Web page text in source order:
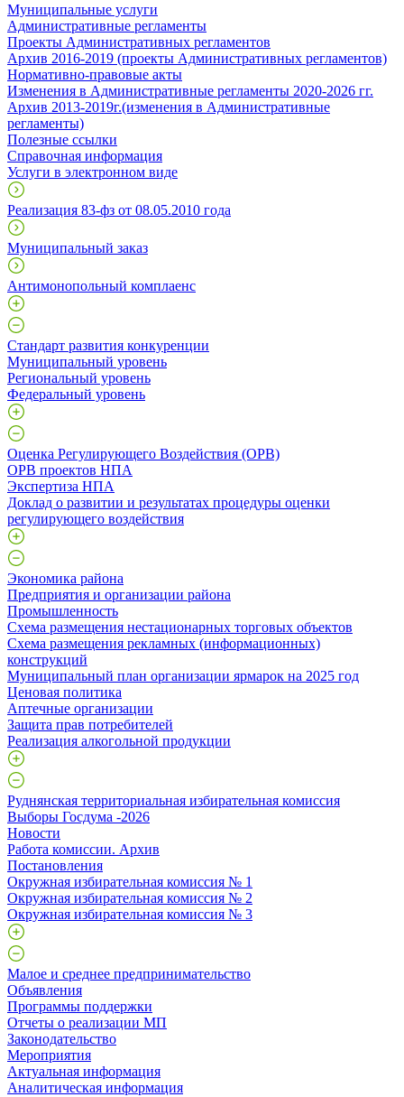
Муниципальные услуги
Административные регламенты
Проекты Административных регламентов
Архив 2016-2019 (проекты Административных регламентов)
Нормативно-правовые акты
Изменения в Административные регламенты 2020-2026 гг.
Архив 2013-2019г.(изменения в Административные
регламенты)
Полезные ссылки
Справочная информация
Услуги в электронном виде
Реализация 83-фз от 08.05.2010 года
Муниципальный заказ
Антимонопольный комплаенс
Стандарт развития конкуренции
Муниципальный уровень
Региональный уровень
Федеральный уровень
Оценка Регулирующего Воздействия (ОРВ)
ОРВ проектов НПА
Экспертиза НПА
Доклад о развитии и результатах процедуры оценки
регулирующего воздействия
Экономика района
Предприятия и организации района
Промышленность
Схема размещения нестационарных торговых объектов
Схема размещения рекламных (информационных)
конструкций
Муниципальный план организации ярмарок на 2025 год
Ценовая политика
Аптечные организации
Защита прав потребителей
Реализация алкогольной продукции
Руднянская территориальная избирательная комиссия
Выборы Госдума -2026
Новости
Работа комиссии. Архив
Постановления
Окружная избирательная комиссия № 1
Окружная избирательная комиссия № 2
Окружная избирательная комиссия № 3
Малое и среднее предпринимательство
Объявления
Программы поддержки
Отчеты о реализации МП
Законодательство
Мероприятия
Актуальная информация
Аналитическая информация